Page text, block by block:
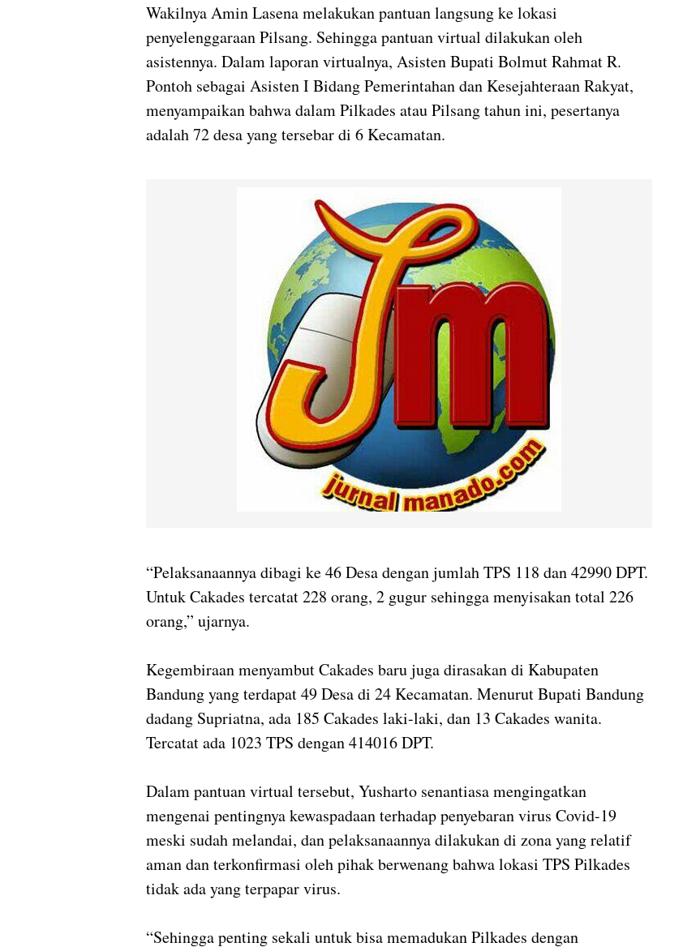
Wakilnya Amin Lasena melakukan pantuan langsung ke lokasi
penyelenggaraan Pilsang. Sehingga pantuan virtual dilakukan oleh
asistennya. Dalam laporan virtualnya, Asisten Bupati Bolmut Rahmat R.
Pontoh sebagai Asisten I Bidang Pemerintahan dan Kesejahteraan Rakyat,
menyampaikan bahwa dalam Pilkades atau Pilsang tahun ini, pesertanya
adalah 72 desa yang tersebar di 6 Kecamatan.
“Pelaksanaannya dibagi ke 46 Desa dengan jumlah TPS 118 dan 42990 DPT.
Untuk Cakades tercatat 228 orang, 2 gugur sehingga menyisakan total 226
orang,” ujarnya.
Kegembiraan menyambut Cakades baru juga dirasakan di Kabupaten
Bandung yang terdapat 49 Desa di 24 Kecamatan. Menurut Bupati Bandung
dadang Supriatna, ada 185 Cakades laki-laki, dan 13 Cakades wanita.
Tercatat ada 1023 TPS dengan 414016 DPT.
Dalam pantuan virtual tersebut, Yusharto senantiasa mengingatkan
mengenai pentingnya kewaspadaan terhadap penyebaran virus Covid-19
meski sudah melandai, dan pelaksanaannya dilakukan di zona yang relatif
aman dan terkonfirmasi oleh pihak berwenang bahwa lokasi TPS Pilkades
tidak ada yang terpapar virus.
“Sehingga penting sekali untuk bisa memadukan Pilkades dengan